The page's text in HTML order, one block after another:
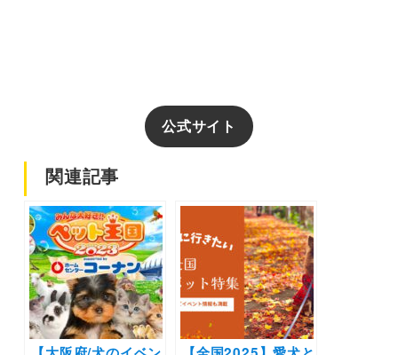
公式サイト
関連記事